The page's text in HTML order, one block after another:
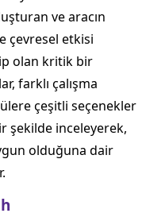
ve aracın
çevresel etkisi
olan kritik bir
farklı çalışma
çeşitli seçenekler
şekilde inceleyerek,
olduğuna dair